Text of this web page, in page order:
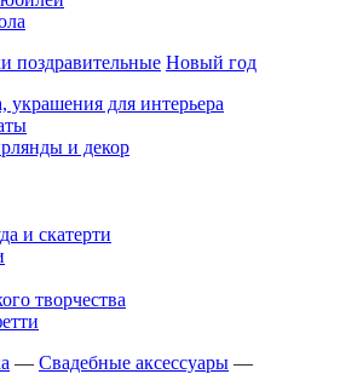
поздравительные Новый год
украшения для интерьера
и декор
и скатерти
творчества
— Свадебные аксессуары —